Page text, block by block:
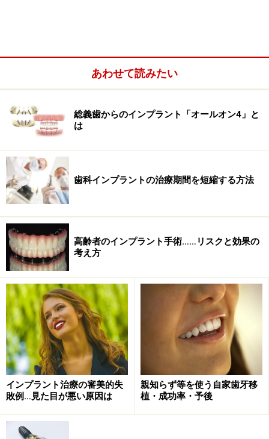
ものが無い人もいるのです。
親知らずの萌出
歯は一気に乳歯から永久歯に生え変わるのではありませ
ん。６歳ごろに第一大臼歯が最初に生えてきて、前歯の
乳歯が抜け落ちて永久歯が生えてきます。骨格が成長し
ながら順番に永久歯に交換されていくのです。１８歳く
らいになると１番奥から親知らずが萌出してこようとし
てきます。その頃には顎の成長はほぼ終わっており、親
知らずが並ぶスペースがなければ手前の歯にぶつかって
しまったり、歯肉から完全萌出することができず中途半
あわせて読みたい
総義歯からのインプラント「オールオン4」と
は
歯科インプラントの治療期間を短縮する方法
高齢者のインプラント手術……リスクと効果の
考え方
インプラント治療の審美的失
敗例…見た目が悪い原因は
親知らず等を使う自家歯牙移
植・成功率・予後